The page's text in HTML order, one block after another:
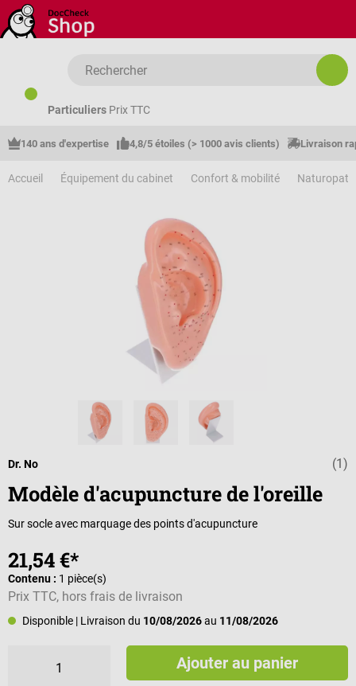
Passer au contenu principal
Particuliers Prix TTC
140 ans d'expertise 4,8/5 étoiles (> 1000 avis clients) Livraison
Accueil Équipement du cabinet Confort & mobilité
Note (1)
Dr. No
Modèle d'acupuncture de l'oreille
Sur socle avec marquage des points d'acupuncture
21,54 €*
Contenu : 1 pièce(s)
Prix TTC, hors frais de livraison
Disponible | Livraison du 10/08/2026au 11/08/2026
Ajouter au panier